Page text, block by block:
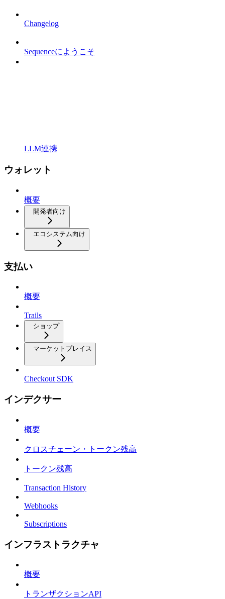
Changelog
Sequenceにようこそ
LLM連携
ウォレット
概要
開発者向け
エコシステム向け
支払い
概要
Trails
ショップ
マーケットプレイス
Checkout SDK
インデクサー
概要
クロスチェーン・トークン残高
トークン残高
Transaction History
Webhooks
Subscriptions
インフラストラクチャ
概要
トランザクションAPI